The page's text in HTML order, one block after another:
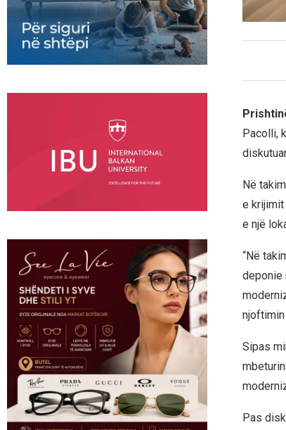
Pacolli,
Në
e krijimit
e një
“Në
deponie
Sipas
Pas